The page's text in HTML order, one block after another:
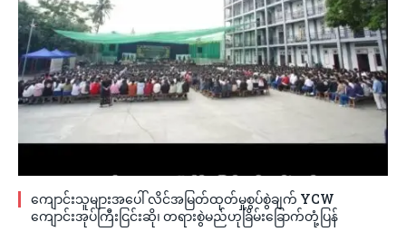
ကျောင်းသူများအပေါ် လိင်အမြတ်ထုတ်မှုစွပ်စွဲချက် YCW
ကျောင်းအုပ်ကြီးငြင်းဆို၊ တရားစွဲမည်ဟုခြိမ်းခြောက်တုံ့ပြန်